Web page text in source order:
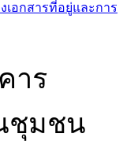
เอกสารที่อยู่และการ
าร
ชุมชน